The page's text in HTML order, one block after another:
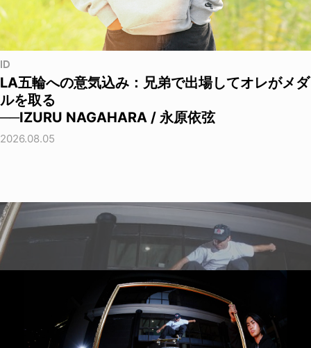
ID
LA五輪への意気込み：兄弟で出場してオレがメダ
ルを取る
──IZURU NAGAHARA / 永原依弦
2026.08.05